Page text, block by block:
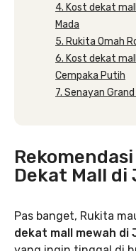
4. Kost dekat
Mada
5. Rukita Omah
6. Kost dekat
Cempaka Putih
7. Senayan
Dekat Mall
Pas banget, Rukita
dekat mall mewah di